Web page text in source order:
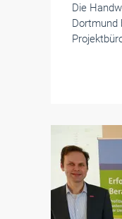
Die
Dortmund